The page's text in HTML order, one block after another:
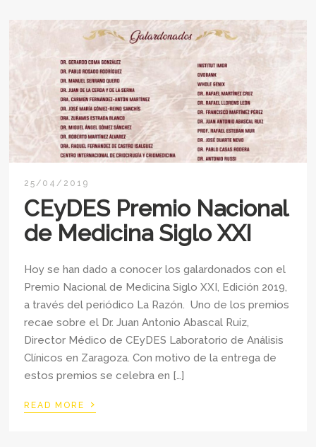
25/04/2019
CEyDES Premio Nacional
de Medicina Siglo XXI
Hoy se han dado a conocer los galardonados con el
Premio Nacional de Medicina Siglo XXI, Edición 2019,
a través del periódico La Razón. Uno de los premios
recae sobre el Dr. Juan Antonio Abascal Ruiz,
Director Médico de CEyDES Laboratorio de Análisis
Clínicos en Zaragoza. Con motivo de la entrega de
estos premios se celebra en […]
READ MORE ›